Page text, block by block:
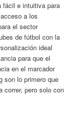
fácil e intuitiva para
a los
el sector
de fútbol con la
ideal
para que el
en el marcador
son lo primero que
correr, pero solo con